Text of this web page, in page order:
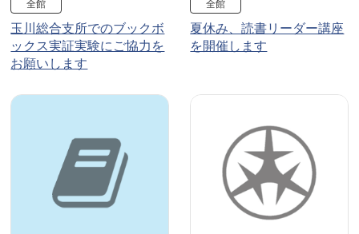
全館
玉川総合支所でのブックボ
ックス実証実験にご協力を
お願いします
全館
夏休み、読書リーダー講座
を開催します